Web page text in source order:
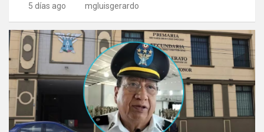
5 días ago mgluisgerardo